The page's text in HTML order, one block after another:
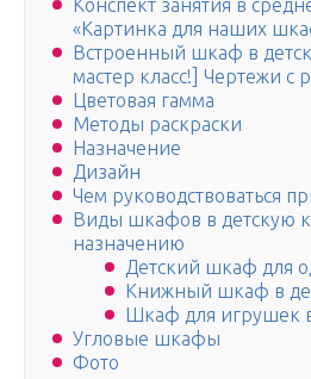
Конспект занятия в
«Картинка для наших
Встроенный шкаф в
мастер класс!] Чертежи с
Цветовая гамма
Методы раскраски
Назначение
Дизайн
Чем руководствоваться
Виды шкафов в детскую
назначению
Детский шкаф для
Книжный шкаф в
Шкаф для игрушек
Угловые шкафы
Фото